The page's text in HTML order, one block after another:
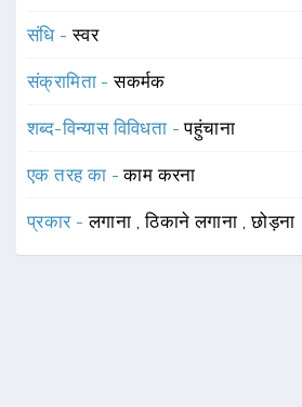
संधि -स्वर
संक्रामिता -सकर्मक
शब्द-विन्यास विविधता -पहुंचाना
एक तरह का -काम करना
प्रकार -लगाना ,ठिकाने लगाना ,छोड़ना